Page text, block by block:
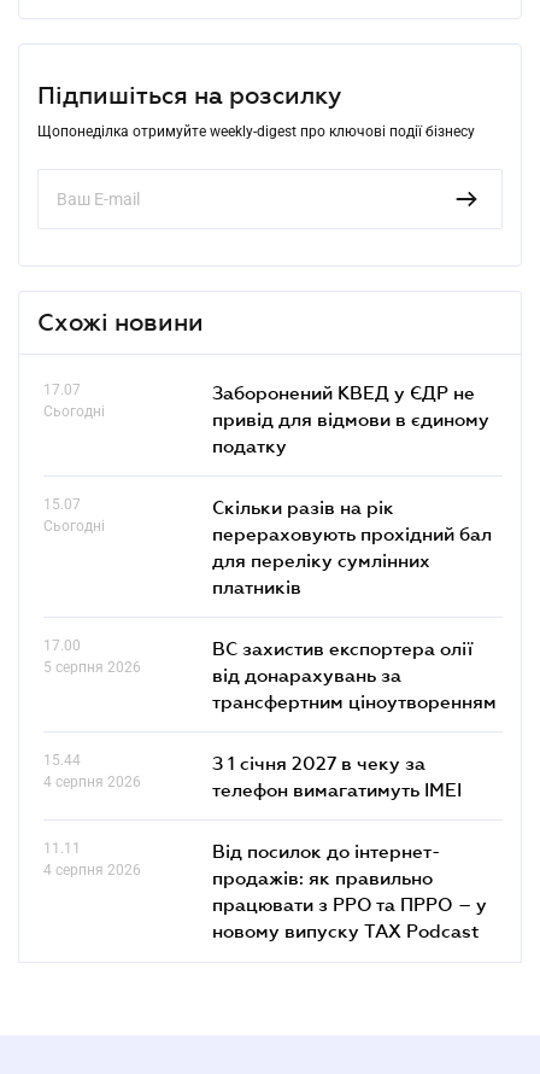
Підпишіться на розсилку
Щопонеділка отримуйте weekly-digest про ключові події бізнесу
Схожі новини
17.07
Сьогодні
Заборонений КВЕД у ЄДР не
привід для відмови в єдиному
податку
15.07
Сьогодні
Скільки разів на рік
перераховують прохідний бал
для переліку сумлінних
платників
17.00
5 серпня 2026
ВС захистив експортера олії
від донарахувань за
трансфертним ціноутворенням
15.44
4 серпня 2026
З 1 січня 2027 в чеку за
телефон вимагатимуть IMEI
11.11
4 серпня 2026
Від посилок до інтернет-
продажів: як правильно
працювати з РРО та ПРРО – у
новому випуску TAX Podcast